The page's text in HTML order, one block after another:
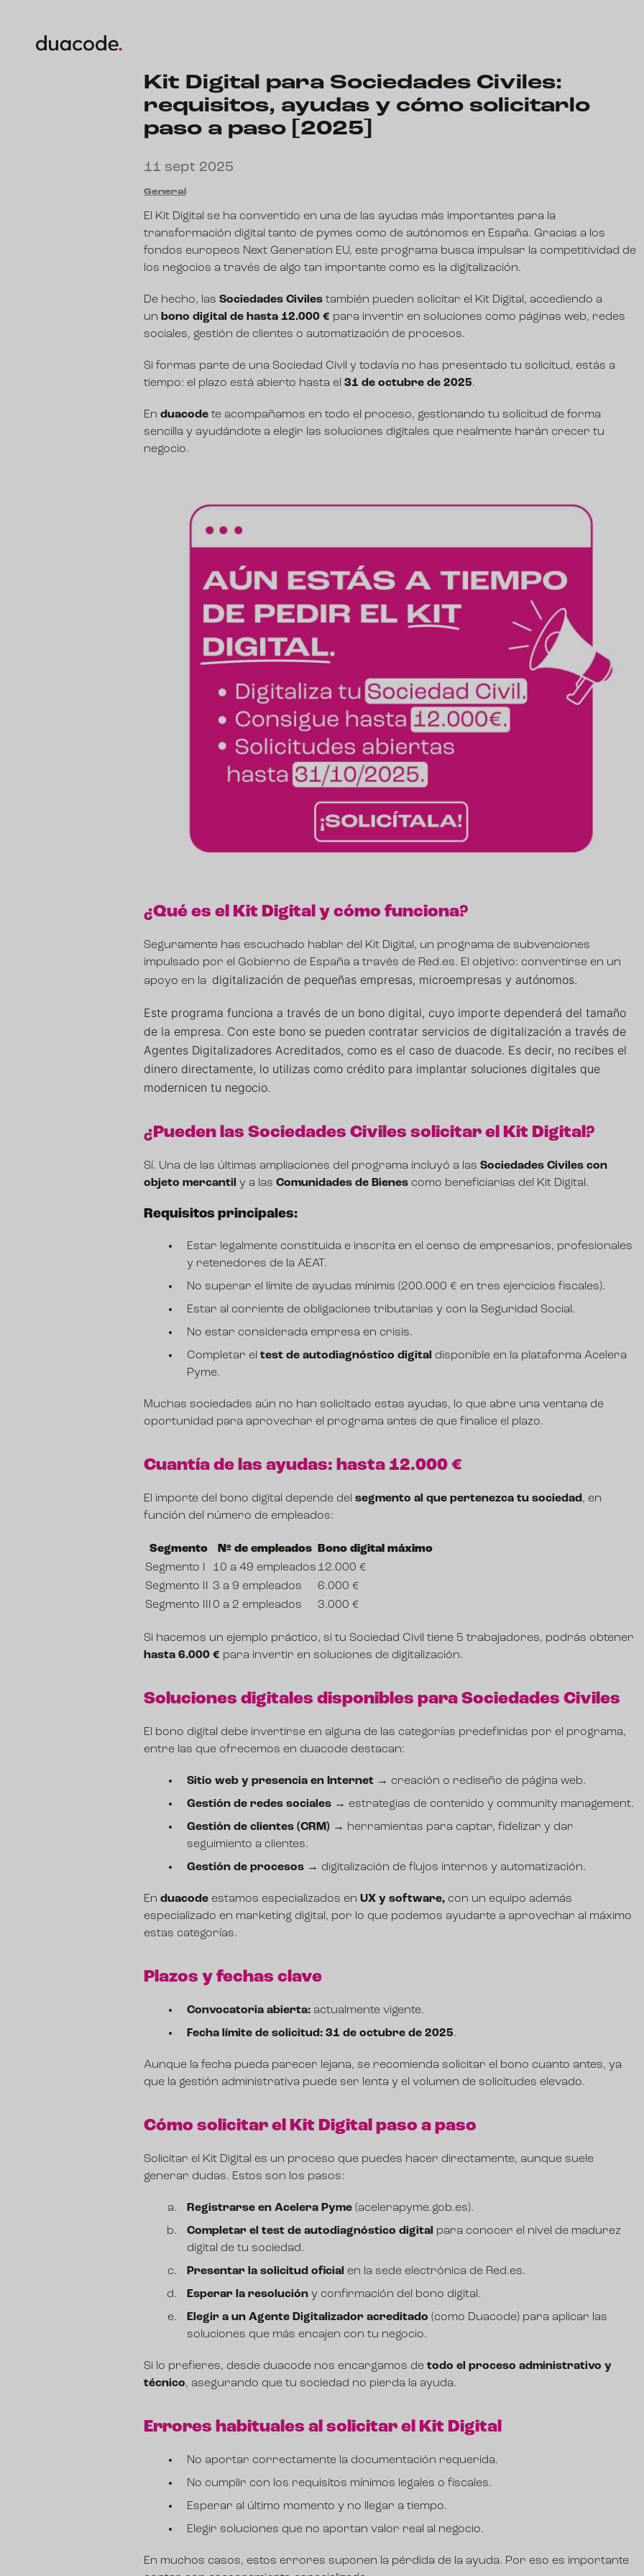
Kit Digital para Sociedades Civiles:
requisitos, ayudas y cómo solicitarlo
paso a paso [2025]
11 sept 2025
General
El Kit Digital se ha convertido en una de las ayudas más importantes para la
transformación digital tanto de pymes como de autónomos en España. Gracias a los
fondos europeos Next Generation EU, este programa busca impulsar la competitividad de
los negocios a través de algo tan importante como es la digitalización.
De hecho, las Sociedades Civiles también pueden solicitar el Kit Digital, accediendo a
un bono digital de hasta 12.000 € para invertir en soluciones como páginas web, redes
sociales, gestión de clientes o automatización de procesos.
Si formas parte de una Sociedad Civil y todavía no has presentado tu solicitud, estás a
tiempo: el plazo está abierto hasta el 31 de octubre de 2025.
En duacode te acompañamos en todo el proceso, gestionando tu solicitud de forma
sencilla y ayudándote a elegir las soluciones digitales que realmente harán crecer tu
negocio.
¿Qué es el Kit Digital y cómo funciona?
Seguramente has escuchado hablar del Kit Digital, un programa de subvenciones
impulsado por el Gobierno de España a través de Red.es. El objetivo: convertirse en un
apoyo en la digitalización de pequeñas empresas, microempresas y autónomos.
Este programa funciona a través de un bono digital, cuyo importe dependerá del tamaño
de la empresa. Con este bono se pueden contratar servicios de digitalización a través de
Agentes Digitalizadores Acreditados, como es el caso de duacode. Es decir, no recibes el
dinero directamente, lo utilizas como crédito para implantar soluciones digitales que
modernicen tu negocio.
¿Pueden las Sociedades Civiles solicitar el Kit Digital?
Sí. Una de las últimas ampliaciones del programa incluyó a las Sociedades Civiles con
objeto mercantil y a las Comunidades de Bienes como beneficiarias del Kit Digital.
Requisitos principales:
Estar legalmente constituida e inscrita en el censo de empresarios, profesionales
y retenedores de la AEAT.
No superar el límite de ayudas mínimis (200.000 € en tres ejercicios fiscales).
Estar al corriente de obligaciones tributarias y con la Seguridad Social.
No estar considerada empresa en crisis.
Completar el test de autodiagnóstico digital disponible en la plataforma Acelera
Pyme.
Muchas sociedades aún no han solicitado estas ayudas, lo que abre una ventana de
oportunidad para aprovechar el programa antes de que finalice el plazo.
Cuantía de las ayudas: hasta 12.000 €
El importe del bono digital depende del segmento al que pertenezca tu sociedad , en
función del número de empleados:
Segmento Nº de empleados
Bono digital máximo
Segmento I
10 a 49 empleados 12.000 €
Segmento II
3 a 9 empleados
6.000 €
Segmento III
0 a 2 empleados 3.000 €
Si hacemos un ejemplo práctico, si tu Sociedad Civil tiene 5 trabajadores, podrás obtener
hasta 6.000 € para invertir en soluciones de digitalización.
Soluciones digitales disponibles para Sociedades Civiles
El bono digital debe invertirse en alguna de las categorías predefinidas por el programa,
entre las que ofrecemos en duacode destacan:
Sitio web y presencia en Internet → creación o rediseño de página web.
Gestión de redes sociales → estrategias de contenido y community management.
Gestión de clientes (CRM) → herramientas para captar, fidelizar y dar
seguimiento a clientes.
Gestión de procesos → digitalización de flujos internos y automatización.
En duacode estamos especializados en UX y software, con un equipo además
especializado en marketing digital, por lo que podemos ayudarte a aprovechar al máximo
estas categorías.
Plazos y fechas clave
Convocatoria abierta: actualmente vigente.
Fecha límite de solicitud: 31 de octubre de 2025.
Aunque la fecha pueda parecer lejana, se recomienda solicitar el bono cuanto antes, ya
que la gestión administrativa puede ser lenta y el volumen de solicitudes elevado.
Cómo solicitar el Kit Digital paso a paso
Solicitar el Kit Digital es un proceso que puedes hacer directamente, aunque suele
generar dudas. Estos son los pasos:
Registrarse en Acelera Pyme (acelerapyme.gob.es).
Completar el test de autodiagnóstico digital para conocer el nivel de madurez
digital de tu sociedad.
Presentar la solicitud oficial en la sede electrónica de Red.es.
Esperar la resolución y confirmación del bono digital.
Elegir a un Agente Digitalizador acreditado (como Duacode) para aplicar las
soluciones que más encajen con tu negocio.
Si lo prefieres, desde duacode nos encargamos de todo el proceso administrativo y
técnico, asegurando que tu sociedad no pierda la ayuda.
Errores habituales al solicitar el Kit Digital
No aportar correctamente la documentación requerida.
No cumplir con los requisitos mínimos legales o fiscales.
Esperar al último momento y no llegar a tiempo.
Elegir soluciones que no aportan valor real al negocio.
En muchos casos, estos errores suponen la pérdida de la ayuda. Por eso es importante